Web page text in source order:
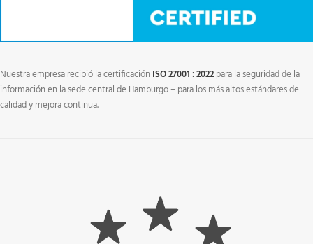
Nuestra empresa recibió la certificación ISO 27001 : 2022para la seguridad de la
información en la sede central de Hamburgo – para los más altos estándares de
calidad y mejora continua.